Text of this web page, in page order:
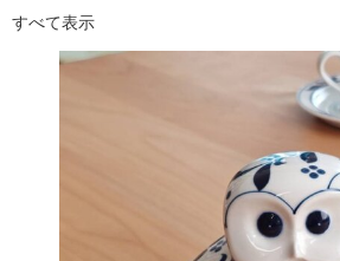
すべて表示